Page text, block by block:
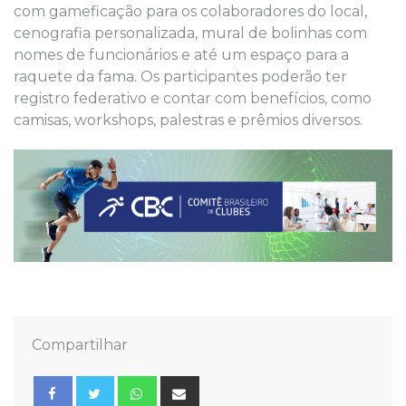
com gameficação para os colaboradores do local,
cenografia personalizada, mural de bolinhas com
nomes de funcionários e até um espaço para a
raquete da fama. Os participantes poderão ter
registro federativo e contar com benefícios, como
camisas, workshops, palestras e prêmios diversos.
Compartilhar
Whatsapp